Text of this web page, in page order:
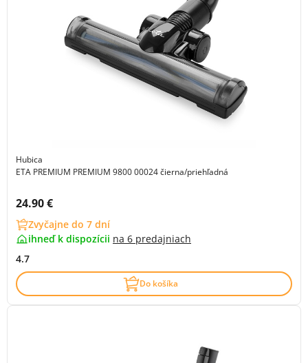
Hubica
ETA PREMIUM PREMIUM 9800 00024 čierna/priehľadná
Cena s DPH:
24.90 €
Zvyčajne do 7 dní
ihneď k dispozícii na 6 predajniach
4.7
Do košíka